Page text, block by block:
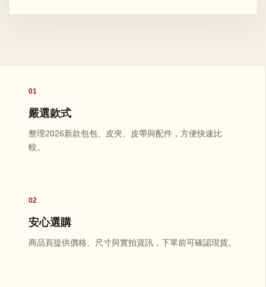
01
嚴選款式
整理2026新款包包、皮夾、皮帶與配件，方便快速比
較。
02
安心選購
商品頁提供價格、尺寸與實拍資訊，下單前可確認現貨。